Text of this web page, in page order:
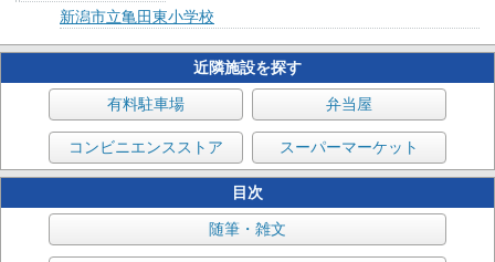
新潟市立亀田東小学校
近隣施設を探す
有料駐車場 弁当屋
コンビニエンスストア スーパーマーケット
目次
随筆・雑文